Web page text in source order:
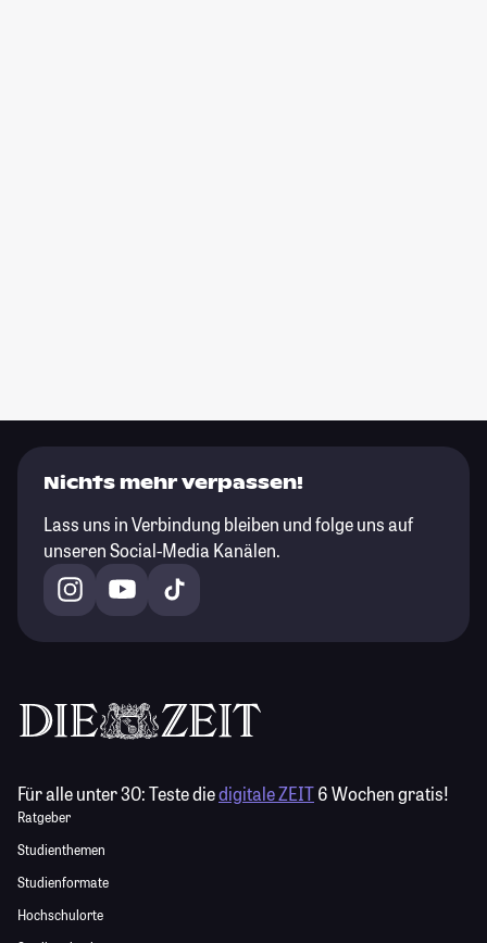
Nichts mehr verpassen!
Lass uns in Verbindung bleiben und folge uns auf
unseren Social-Media Kanälen.
Für alle unter 30:Teste diedigitale ZEIT6 Wochen gratis!
Ratgeber
Studienthemen
Studienformate
Hochschulorte